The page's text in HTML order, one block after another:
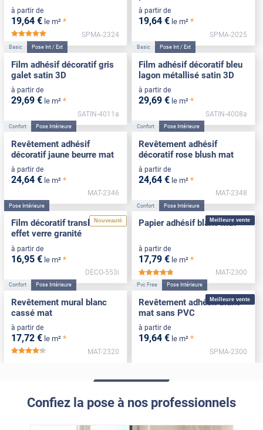
à partir de
19,64 € le m² *
*****
SPMA-2324
à partir de
19,64 € le m² *
SPMA-2025
Basic Pose Int / Ext
Film adhésif décoratif gris
galet satin 3D
à partir de
29,69 € le m² *
SATIN-4011a
Basic Pose Int / Ext
Film adhésif décoratif bleu
lagon métallisé satin 3D
à partir de
29,69 € le m² *
SATIN-4008a
Confort Pose Intérieure
Revêtement adhésif
décoratif jaune beurre mat
à partir de
24,64 € le m² *
MAT-2346
Confort Pose Intérieure
Revêtement adhésif
décoratif rose blush mat
à partir de
24,64 € le m² *
MAT-2348
Nouveauté
Pose Intérieure
Film décoratif translucide
effet verre granité
à partir de
16,95 € le m² *
DECO-553i
Meilleure vente
Confort Pose Intérieure
Papier adhésif blanc mat
à partir de
17,79 € le m² *
*****
MAT-2300
Confort Pose Intérieure
Revêtement mural blanc
cassé mat
à partir de
17,72 € le m² *
*****
MAT-2320
Meilleure vente
Pvc Free Pose Intérieure
Revêtement adhésif blanc
mat sans PVC
à partir de
19,64 € le m² *
SPMA-2300
Confiez la pose à nos professionnels